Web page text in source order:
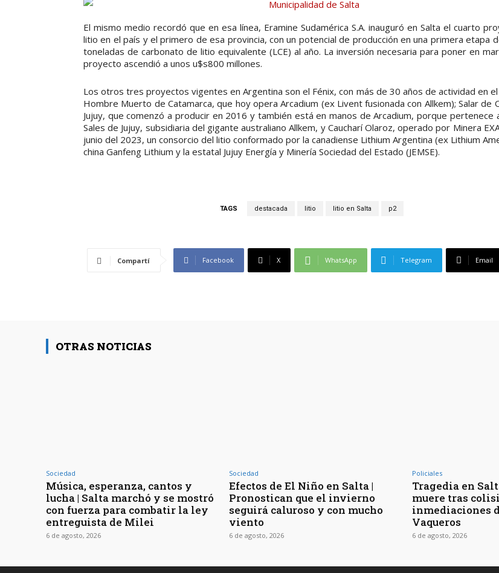
El mismo medio recordó que en esa línea, Eramine Sudamérica S.A. inauguró en Salta el cuarto
litio en el país y el primero de esa provincia, con un potencial de producción en una primera etapa
toneladas de carbonato de litio equivalente (LCE) al año. La inversión necesaria para poner en
proyecto ascendió a unos u$s800 millones.
Los otros tres proyectos vigentes en Argentina son el Fénix, con más de 30 años de actividad en el
Hombre Muerto de Catamarca, que hoy opera Arcadium (ex Livent fusionada con Allkem); Salar de
Jujuy, que comenzó a producir en 2016 y también está en manos de Arcadium, porque pertenece
Sales de Jujuy, subsidiaria del gigante australiano Allkem, y Caucharí Olaroz, operado por Minera
junio del 2023, un consorcio del litio conformado por la canadiense Lithium Argentina (ex Lithium
china Ganfeng Lithium y la estatal Jujuy Energía y Minería Sociedad del Estado (JEMSE).
TAGS destacada litio litio en Salta p2
Compartí Facebook X WhatsApp Telegram Email
OTRAS NOTICIAS
Sociedad
Música, esperanza, cantos y
lucha | Salta marchó y se mostró
con fuerza para combatir la ley
entreguista de Milei
6 de agosto, 2026
Sociedad
Efectos de El Niño en Salta |
Pronostican que el invierno
seguirá caluroso y con mucho
viento
6 de agosto, 2026
Policiales
Tragedia en
muere tras
inmediaciones
Vaqueros
6 de agosto, 2026